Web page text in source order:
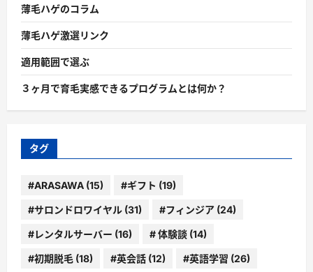
薄毛ハゲのコラム
薄毛ハゲ激選リンク
適用範囲で選ぶ
３ヶ月で育毛実感できるプログラムとは何か？
タグ
#ARASAWA (15) #ギフト (19)
#サロンドロワイヤル (31) #フィンジア (24)
#レンタルサーバー (16) # 体験談 (14)
#初期脱毛 (18) #英会話 (12) #英語学習 (26)